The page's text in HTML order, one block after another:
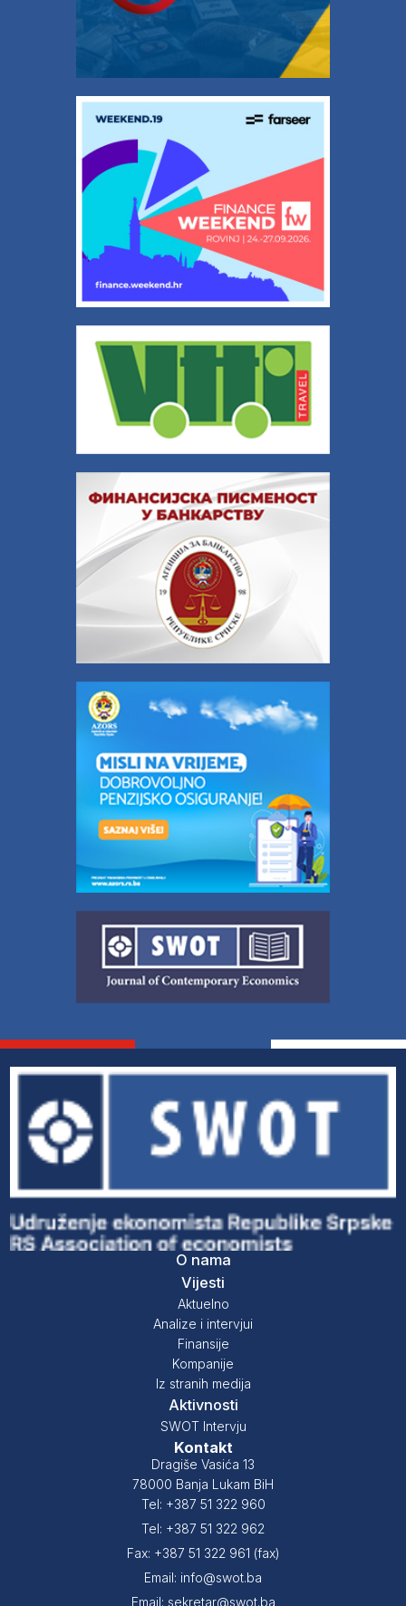
O nama
Vijesti
Aktuelno
Analize i intervjui
Finansije
Kompanije
Iz stranih medija
Aktivnosti
SWOT Intervju
Kontakt
Dragiše Vasića 13
78000 Banja Lukam BiH
Tel: +387 51 322 960
Tel: +387 51 322 962
Fax: +387 51 322 961 (fax)
Email: info@swot.ba
Email: sekretar@swot.ba